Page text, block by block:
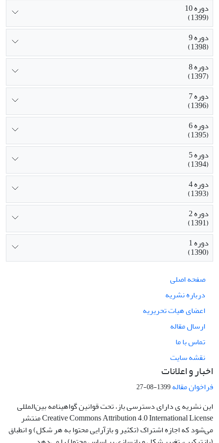
دوره 10
(1399)
دوره 9
(1398)
دوره 8
(1397)
دوره 7
(1396)
دوره 6
(1395)
دوره 5
(1394)
دوره 4
(1393)
دوره 2
(1391)
دوره 1
(1390)
صفحه اصلی
درباره نشریه
اعضای هیات تحریریه
ارسال مقاله
تماس با ما
نقشه سایت
اخبار و اعلانات
فراخوان مقاله1399-08-27
این نشریه ی دارای دسترسی باز، تحت قوانین گواهینامه بین‌المللی
Creative Commons Attribution 4.0 International License منتشر
می‌شود که اجازه اشتراک (تکثیر و بازآرایی محتوا به هر شکل) و انطباق